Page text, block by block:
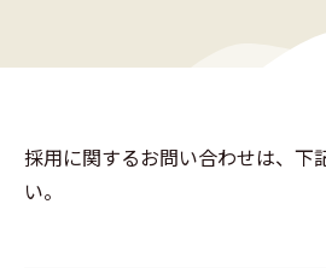
採用に関するお問い合わせは、下
い。